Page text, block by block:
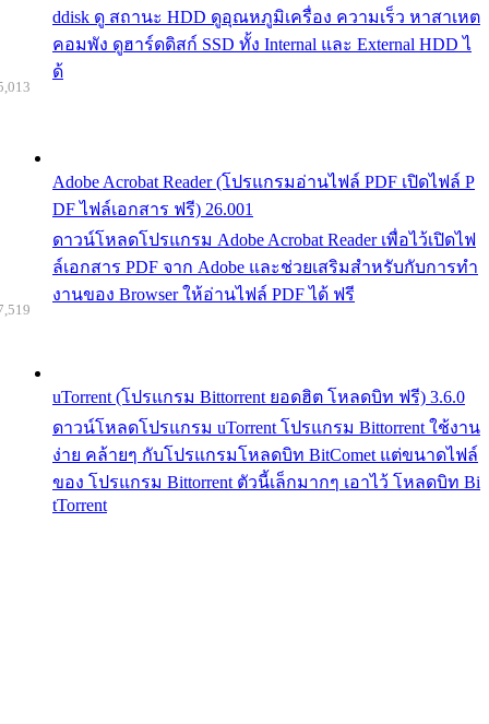
ddisk ดู สถานะ HDD ดูอุณหภูมิเครื่อง ความเร็ว หาสาเหต
คอมพัง ดูฮาร์ดดิสก์ SSD ทั้ง Internal และ External HDD ไ
ด้
Adobe Acrobat Reader (โปรแกรมอ่านไฟล์ PDF เปิดไฟล์ P
DF ไฟล์เอกสาร ฟรี) 26.001
ดาวน์โหลดโปรแกรม Adobe Acrobat Reader เพื่อไว้เปิดไฟ
ล์เอกสาร PDF จาก Adobe และช่วยเสริมสำหรับกับการทำ
งานของ Browser ให้อ่านไฟล์ PDF ได้ ฟรี
uTorrent (โปรแกรม Bittorrent ยอดฮิต โหลดบิท ฟรี) 3.6.0
ดาวน์โหลดโปรแกรม uTorrent โปรแกรม Bittorrent ใช้งาน
ง่าย คล้ายๆ กับโปรแกรมโหลดบิท BitComet แต่ขนาดไฟล์
ของ โปรแกรม Bittorrent ตัวนี้เล็กมากๆ เอาไว้ โหลดบิท Bi
tTorrent